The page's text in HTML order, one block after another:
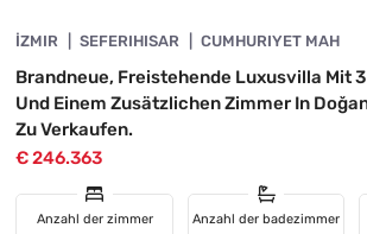
İZMIR SEFERIHISAR CUMHURIYET MAH
Brandneue, Freistehende Luxusvilla Mit
Und Einem Zusätzlichen Zimmer In
Zu Verkaufen.
€ 246.363
Anzahl der zimmer Anzahl der badezimmer